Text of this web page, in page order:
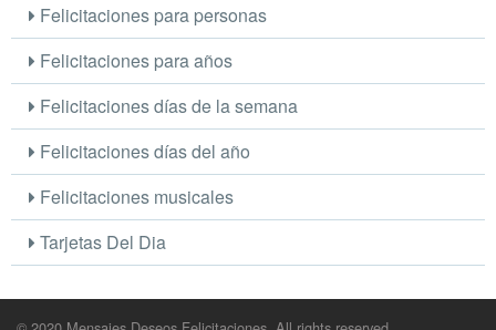
Felicitaciones para personas
Felicitaciones para años
Felicitaciones días de la semana
Felicitaciones días del año
Felicitaciones musicales
Tarjetas Del Dia